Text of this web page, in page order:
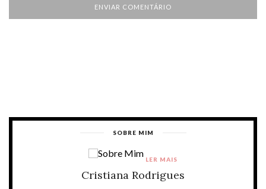
SOBRE MIM
Cristiana Rodrigues
LER MAIS